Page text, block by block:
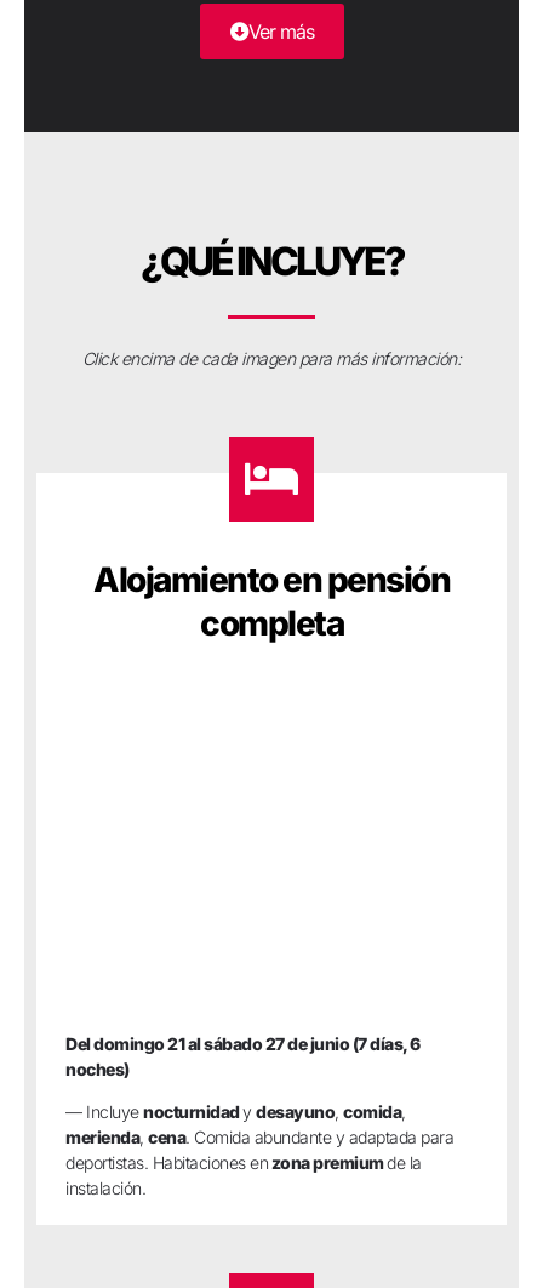
Ver más
¿QUÉ INCLUYE?
Click encima de cada imagen para más información:
Alojamiento en pensión
completa
Del domingo 21 al sábado 27 de junio (7 días, 6
noches)
— Incluyenocturnidadydesayuno, comida,
merienda, cena. Comida abundante y adaptada para
deportistas. Habitaciones en zona premiumde la
instalación.